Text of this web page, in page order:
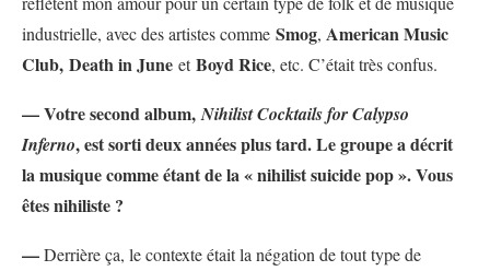
industrielle, avec des artistes comme Smog, American Music
Club, Death in June etBoyd Rice, etc. C’était très confus.
— Votre second album, Nihilist Cocktails for Calypso
Inferno, est sorti deux années plus tard. Le groupe a décrit
la musique comme étant de la « nihilist suicide pop ». Vous
êtes nihiliste ?
—Derrière ça, le contexte était la négation de tout type de